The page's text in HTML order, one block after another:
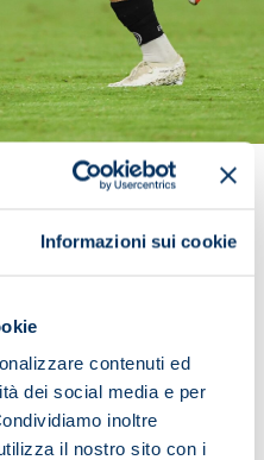
Informazioni sui cookie
contenuti ed
dei social media e per
inoltre
il nostro sito con i
against Estonia, which
goal and played